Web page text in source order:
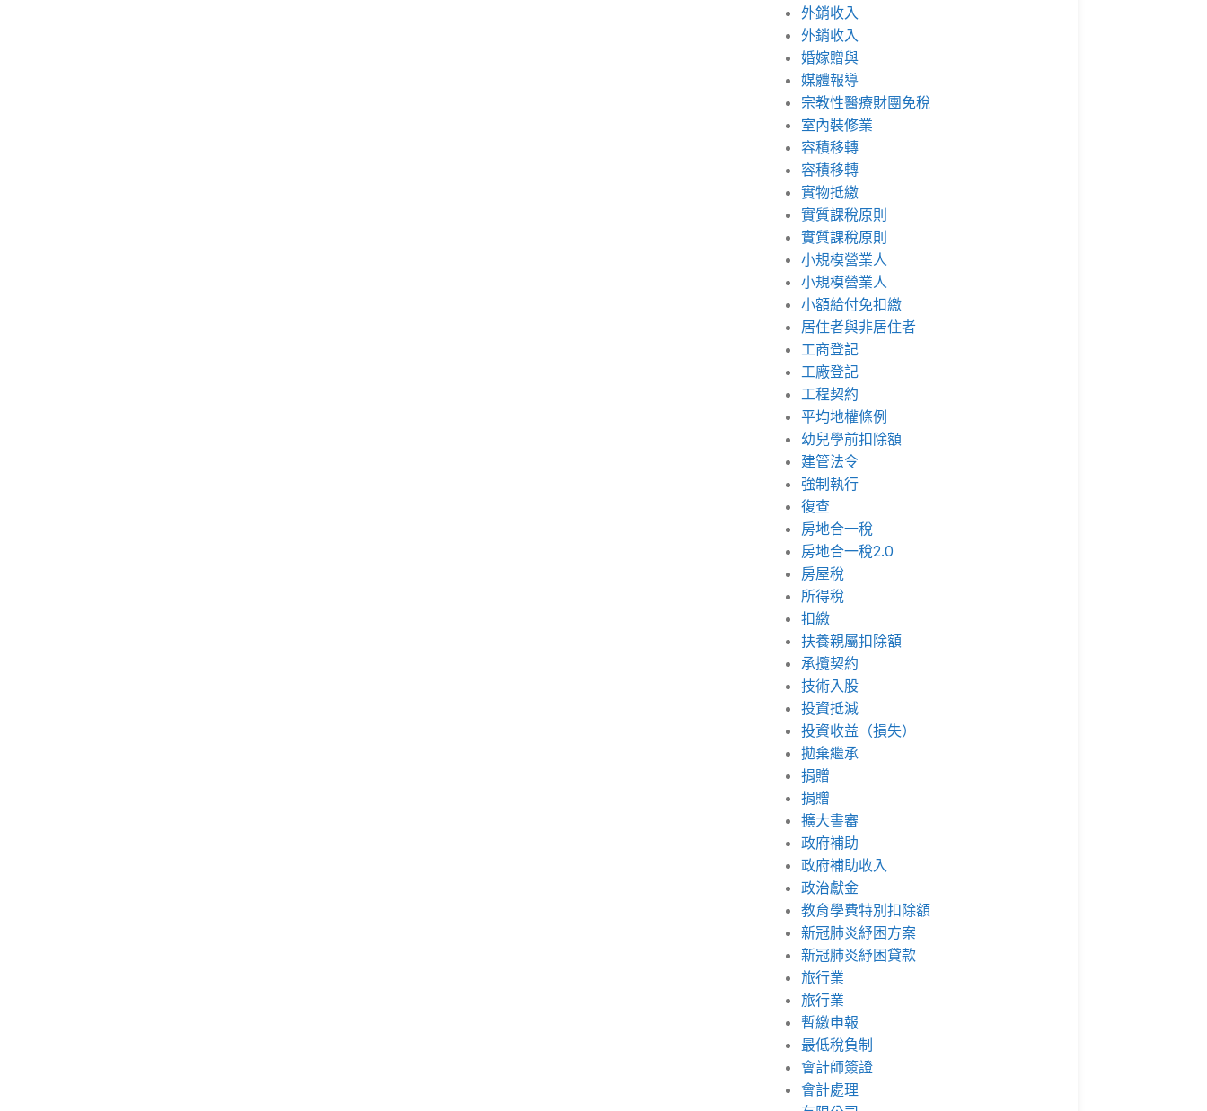
外銷收入
外銷收入
婚嫁贈與
媒體報導
宗教性醫療財團免稅
室內裝修業
容積移轉
容積移轉
實物抵繳
實質課稅原則
實質課稅原則
小規模營業人
小規模營業人
小額給付免扣繳
居住者與非居住者
工商登記
工廠登記
工程契約
平均地權條例
幼兒學前扣除額
建管法令
強制執行
復查
房地合一稅
房地合一稅2.0
房屋稅
所得稅
扣繳
扶養親屬扣除額
承攬契約
技術入股
投資抵減
投資收益（損失）
拋棄繼承
捐贈
捐贈
擴大書審
政府補助
政府補助收入
政治獻金
教育學費特別扣除額
新冠肺炎紓困方案
新冠肺炎紓困貸款
旅行業
旅行業
暫繳申報
最低稅負制
會計師簽證
會計處理